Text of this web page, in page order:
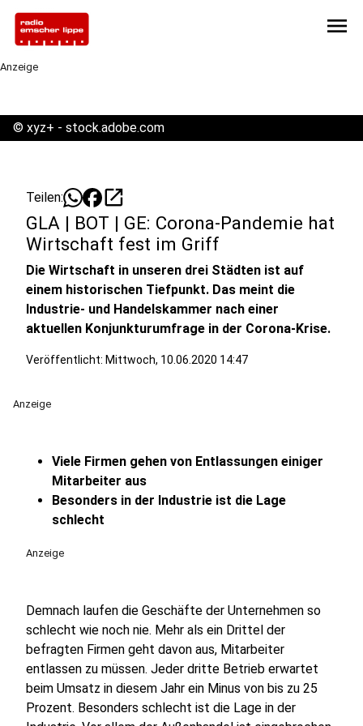
menu
Anzeige
© xyz+ - stock.adobe.com
Teilen: open_in_new
GLA | BOT | GE: Corona-Pandemie hat
Wirtschaft fest im Griff
Die Wirtschaft in unseren drei Städten ist auf
einem historischen Tiefpunkt. Das meint die
Industrie- und Handelskammer nach einer
aktuellen Konjunkturumfrage in der Corona-Krise.
Veröffentlicht: Mittwoch, 10.06.2020 14:47
Anzeige
Viele Firmen gehen von Entlassungen einiger
Mitarbeiter aus
Besonders in der Industrie ist die Lage
schlecht
Anzeige
Demnach laufen die Geschäfte der Unternehmen so
schlecht wie noch nie. Mehr als ein Drittel der
befragten Firmen geht davon aus, Mitarbeiter
entlassen zu müssen. Jeder dritte Betrieb erwartet
beim Umsatz in diesem Jahr ein Minus von bis zu 25
Prozent. Besonders schlecht ist die Lage in der